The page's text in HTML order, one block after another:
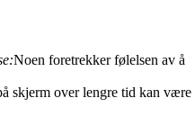
Noen foretrekker følelsen av å
skjerm over lengre tid kan være